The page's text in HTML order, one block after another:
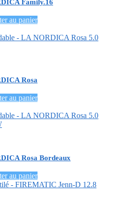
Family.16
au panier
Rosa
au panier
Rosa Bordeaux
€.
au panier